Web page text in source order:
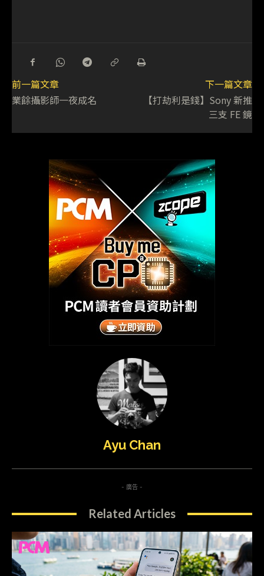
前一篇文章
業餘攝影師一夜成名
下一篇文章
【打劫利是錢】Sony 新推
三支 FE 鏡
Ayu Chan
- 廣告 -
Related Articles